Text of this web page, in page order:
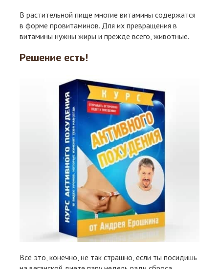
В растительной пище многие витамины содержатся
в форме провитаминов. Для их превращения в
витамины нужны жиры и прежде всего, животные.
Решение есть!
Всё это, конечно, не так страшно, если ты посидишь